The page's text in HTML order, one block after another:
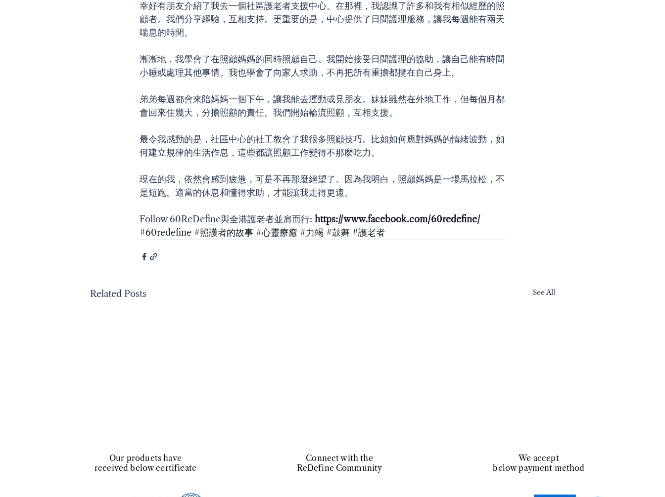
幸好有朋友介紹了我去一個社區護老者支援中心。在那裡，我認識了許多和我有相似經歷的照
顧者。我們分享經驗，互相支持。更重要的是，中心提供了日間護理服務，讓我每週能有兩天
喘息的時間。
漸漸地，我學會了在照顧媽媽的同時照顧自己。我開始接受日間護理的協助，讓自己能有時間
小睡或處理其他事情。我也學會了向家人求助，不再把所有重擔都攬在自己身上。
弟弟每週都會來陪媽媽一個下午，讓我能去運動或見朋友。妹妹雖然在外地工作，但每個月都
會回來住幾天，分擔照顧的責任。我們開始輪流照顧，互相支援。
最令我感動的是，社區中心的社工教會了我很多照顧技巧。比如如何應對媽媽的情緒波動，如
何建立規律的生活作息，這些都讓照顧工作變得不那麼吃力。
現在的我，依然會感到疲憊，可是不再那麼絕望了。因為我明白，照顧媽媽是一場馬拉松，不
是短跑。適當的休息和懂得求助，才能讓我走得更遠。
Follow 60ReDefine與全港護老者並肩而行: https://www.facebook.com/60redefine/
#60redefine #照護者的故事 #心靈療癒 #力竭 #鼓舞 #護老者
Related Posts See All
​Our products have
received below certificate
Connect with the
ReDefine Community
We accept
below payment method